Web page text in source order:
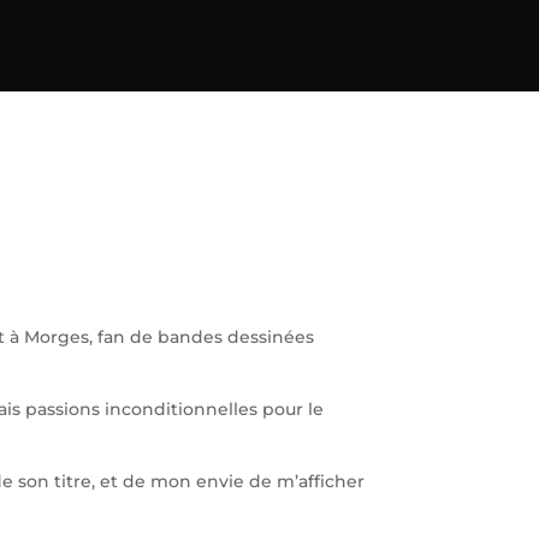
Morges, fan de bandes dessinées
passions inconditionnelles pour le
son titre, et de mon envie de m’afficher